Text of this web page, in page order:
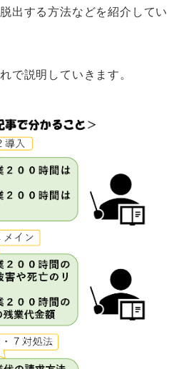
出する方法などを紹介してい
で説明していきます。